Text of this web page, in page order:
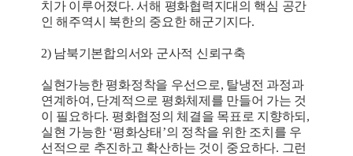
치가 이루어졌다. 서해 평화협력지대의 핵심 공간
인 해주역시 북한의 중요한 해군기지다.
2) 남북기본합의서와 군사적 신뢰구축
실현가능한 평화정착을 우선으로, 탈냉전 과정과
연계하여, 단계적으로 평화체제를 만들어 가는 것
이 필요하다. 평화협정의 체결을 목표로 지향하되,
실현 가능한 ‘평화상태’의 정착을 위한 조치를 우
선적으로 추진하고 확산하는 것이 중요하다. 그런